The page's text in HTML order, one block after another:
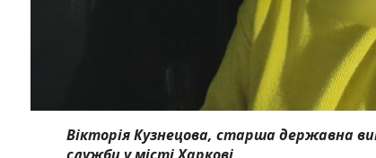
Вікторія Кузнецова, старша державна